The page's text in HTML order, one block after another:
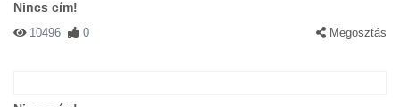
Nincs cím!
10496 0 Megosztás